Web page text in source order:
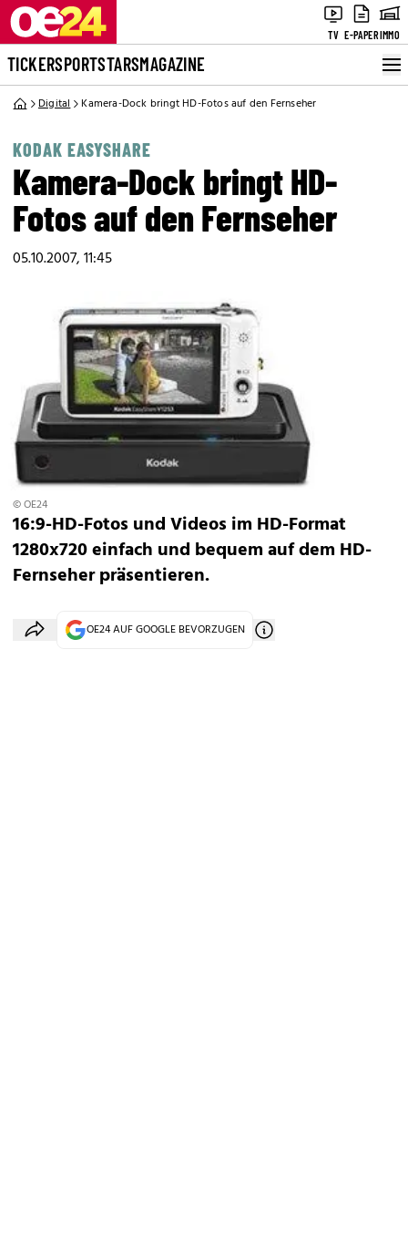
TV E-PAPERIMMO
TICKERSPORTSTARSMAGAZINE
Digital Kamera-Dock bringt HD-Fotos auf den Fernseher
KODAK EASYSHARE
Kamera-Dock bringt HD-
Fotos auf den Fernseher
05.10.2007, 11:45
© OE24
16:9-HD-Fotos und Videos im HD-Format
1280x720 einfach und bequem auf dem HD-
Fernseher präsentieren.
OE24 AUF GOOGLE BEVORZUGEN